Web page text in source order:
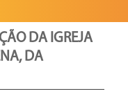
DA IGREJA
DA